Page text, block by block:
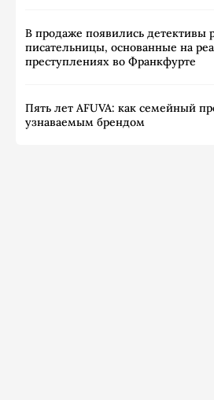
В продаже появились детективы
писательницы, основанные на
преступлениях во Франкфурте
Пять лет AFUVA: как семейный
узнаваемым брендом